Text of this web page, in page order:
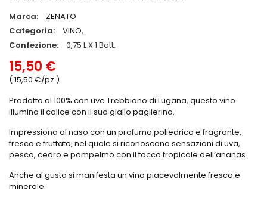
Marca:
ZENATO
Categoria:
VINO,
Confezione:
0,75 L X 1 Bott.
15,50 €
( 15,50 €/pz.)
Prodotto al 100% con uve Trebbiano di Lugana, questo vino
illumina il calice con il suo giallo paglierino.
Impressiona al naso con un profumo poliedrico e fragrante,
fresco e fruttato, nel quale si riconoscono sensazioni di uva,
pesca, cedro e pompelmo con il tocco tropicale dell’ananas.
Anche al gusto si manifesta un vino piacevolmente fresco e
minerale.